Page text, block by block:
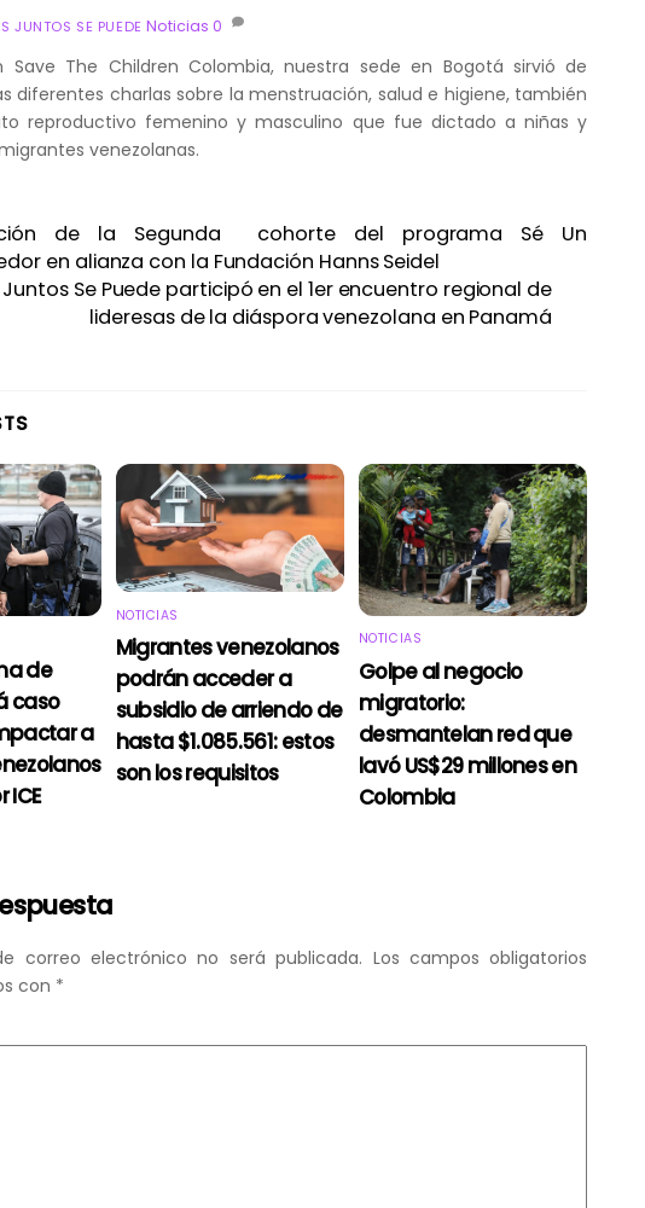
JUNTOS SE PUEDE Noticias 0
Save The Children Colombia, nuestra sede en Bogotá sirvió de
diferentes charlas sobre la menstruación, salud e higiene, también
reproductivo femenino y masculino que fue dictado a niñas y
venezolanas.
de la Segunda cohorte del programa Sé Un
en alianza con la Fundación Hanns Seidel
Se Puede participó en el 1er encuentro regional de
lideresas de la diáspora venezolana en Panamá
de
caso
a
ICE
NOTICIAS
Migrantes venezolanos
podrán acceder a
subsidio de arriendo de
hasta $1.085.561: estos
son los requisitos
NOTICIAS
Golpe al negocio
migratorio:
desmantelan red que
lavó US$29 millones en
Colombia
correo electrónico no será publicada. Los campos obligatorios
con *